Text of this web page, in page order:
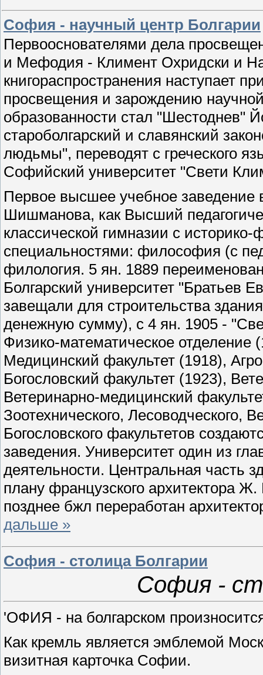
София - научный центр Болгарии
Первооснователями дела
и Мефодия - Климент Охридски и
книгораспространения наступает
просвещения и зарождению
образованности стал "Шестоднев"
староболгарский и славянский
людьмы", переводят с греческого
Софийский университет "Свети
Первое высшее учебное заведение
Шишманова, как Высший
классической гимназии с
специальностями: философия (с
филология. 5 ян. 1889
Болгарский университет "Братьев
завещали для строительства
денежную сумму), с 4 ян. 1905 -
Физико-математическое
Медицинский факультет (1918),
Богословский факультет (1923),
Ветеринарно-медицинский
Зоотехнического, Лесоводческого,
Богословского факультетов
заведения. Университет один из
деятельности. Центральная часть
плану французского архитектора
позднее бжл переработан
дальше »
София - столица Болгарии
София -
'ОФИЯ - на болгарском
Как кремль является эмблемой
визитная карточка Софии.